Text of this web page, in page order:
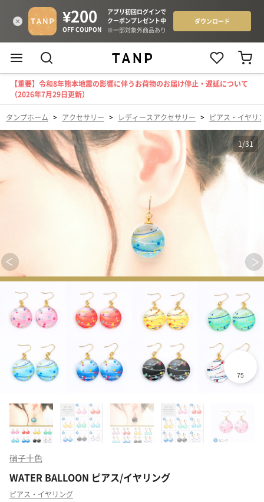
【重要】令和8年熊本地震の影響に伴うお荷物のお届け停止・遅延について
（2026年7月29日更新）
タンプホーム > アクセサリー > レディースアクセサリー > ピアス・イヤリ
1/31
硝子十色
WATER BALLOON ピアス/イヤリング
ピアス・イヤリング